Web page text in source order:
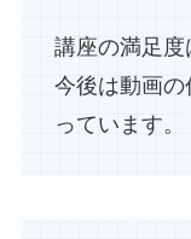
講座の満足度
今後は動画
っています。